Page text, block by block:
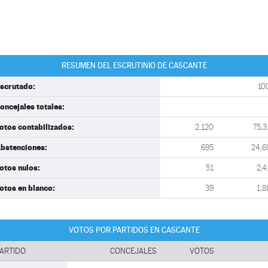
RESUMEN DEL ESCRUTINIO DE CASCANTE
totales:
contabilizados: 2.120
695
nulos: 51
en blanco: 39
VOTOS POR PARTIDOS EN CASCANTE
CONCEJALES VOTOS